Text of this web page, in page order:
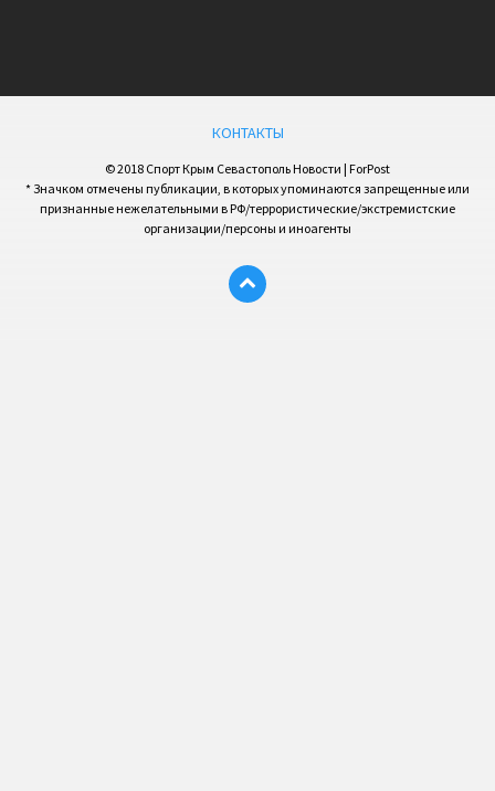
КОНТАКТЫ
© 2018 Спорт Крым Севастополь Новости | ForPost
* Значком отмечены публикации, в которых упоминаются запрещенные или
признанные нежелательными в РФ/террористические/экстремистские
организации/персоны и иноагенты